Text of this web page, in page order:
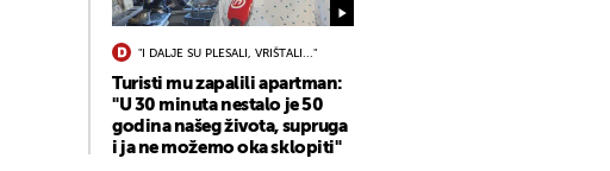
"I DALJE SU PLESALI, VRIŠTALI..."
Turisti mu zapalili apartman:
"U 30 minuta nestalo je 50
godina našeg života, supruga
i ja ne možemo oka sklopiti"